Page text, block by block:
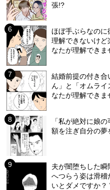
張!?
ほぼ手ぶらなのに
理解できないけど
なたが理解できま
結婚前提の付き
ん」と「オムラ
なたが理解できま
「私が絶対に娘
額を注ぎ自分の
夫が闇堕ちした
へつらう姿は滑稽
いとダメですか？